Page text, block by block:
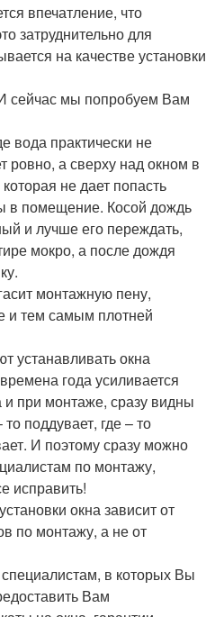
впечатление, что
затруднительно для
на качестве установки
сейчас мы попробуем Вам
вода практически не
ровно, а сверху над окном в
не дает попасть
в помещение. Косой дождь
и лучше его переждать,
мокро, а после дождя
монтажную пену,
и тем самым плотней
устанавливать окна
года усиливается
и при монтаже, сразу видны
поддувает, где – то
И поэтому сразу можно
по монтажу,
исправить!
окна зависит от
по монтажу, а не от
в которых Вы
Вам